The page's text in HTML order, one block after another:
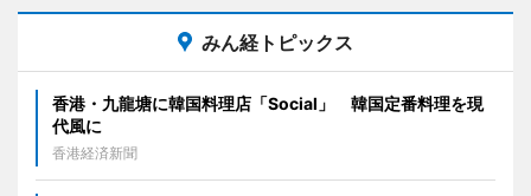
みん経トピックス
香港・九龍塘に韓国料理店「Social」 韓国定番料理を現
代風に
香港経済新聞